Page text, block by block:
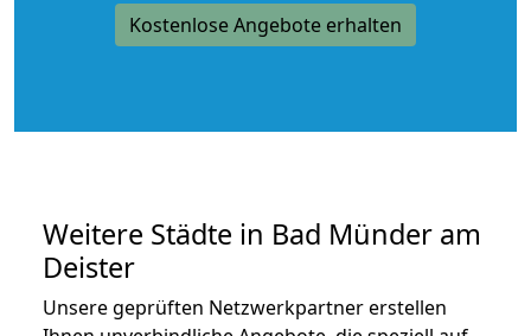
Kostenlose Angebote erhalten
Weitere Städte in Bad Münder am
Deister
Unsere geprüften Netzwerkpartner erstellen